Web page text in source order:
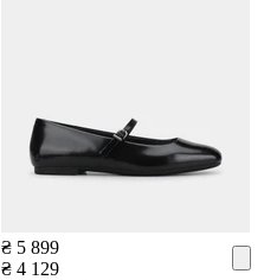
₴ 5 899
₴ 4 129